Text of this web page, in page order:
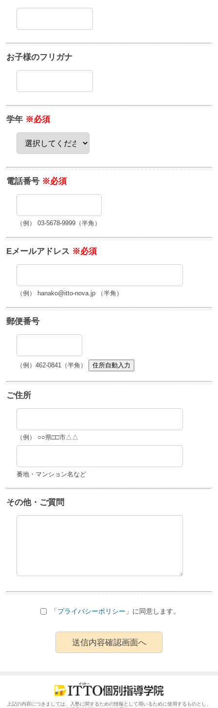
お子様のフリガナ
学年 ※必須
電話番号 ※必須
（例） 03-5678-9999（半角）
Eメールアドレス ※必須
（例） hanako@itto-nova.jp （半角）
郵便番号
（例）462-0841（半角） 住所自動入力
ご住所
（例） ○○県□□市△△
番地・マンション名など
その他・ご質問
「プライバシーポリシー 」に同意します。
上記の内容につきましては、入塾に関するための情報として用いるために使用するものとし、